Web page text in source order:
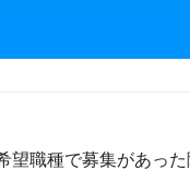
望職種で募集があった